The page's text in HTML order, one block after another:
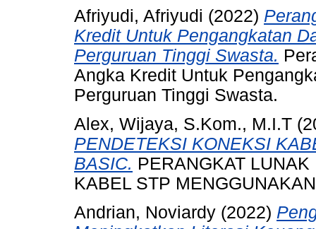
Afriyudi, Afriyudi (2022)
Kredit Untuk Pengangkatan
Perguruan Tinggi Swasta.
Angka Kredit Untuk
Perguruan Tinggi Swasta.
Alex, Wijaya, S.Kom., M.I.T
PENDETEKSI KONEKSI
BASIC. PERANGKAT
KABEL STP
Andrian, Noviardy (2022)